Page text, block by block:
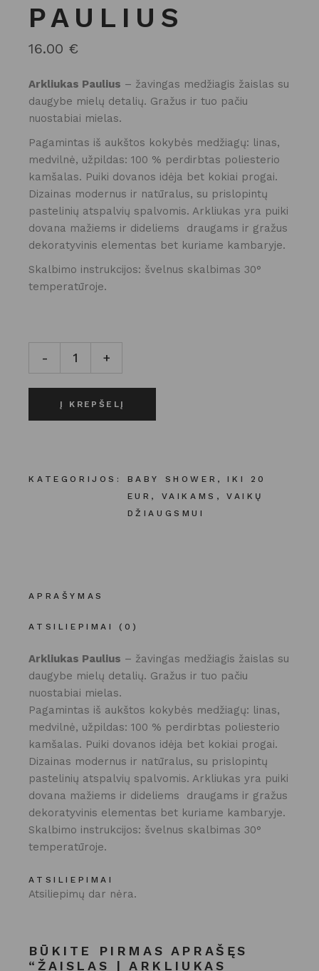
PAULIUS
16.00 €
Arkliukas Paulius – žavingas medžiagis žaislas su
daugybe mielų detalių. Gražus ir tuo pačiu
nuostabiai mielas.
Pagamintas iš aukštos kokybės medžiagų: linas,
medvilnė, užpildas: 100 % perdirbtas poliesterio
kamšalas. Puiki dovanos idėja bet kokiai progai.
Dizainas modernus ir natūralus, su prislopintų
pastelinių atspalvių spalvomis. Arkliukas yra puiki
dovana mažiems ir dideliems draugams ir gražus
dekoratyvinis elementas bet kuriame kambaryje.
Skalbimo instrukcijos: švelnus skalbimas 30°
temperatūroje.
ŽAISLAS | ARKLIUKAS PAULIUS kiekis
- +
Į KREPŠELĮ
KATEGORIJOS: BABY SHOWER ,IKI 20
EUR , VAIKAMS , VAIKŲ
DŽIAUGSMUI
APRAŠYMAS
ATSILIEPIMAI (0)
Arkliukas Paulius – žavingas medžiagis žaislas su
daugybe mielų detalių. Gražus ir tuo pačiu
nuostabiai mielas.
Pagamintas iš aukštos kokybės medžiagų: linas,
medvilnė, užpildas: 100 % perdirbtas poliesterio
kamšalas. Puiki dovanos idėja bet kokiai progai.
Dizainas modernus ir natūralus, su prislopintų
pastelinių atspalvių spalvomis. Arkliukas yra puiki
dovana mažiems ir dideliems draugams ir gražus
dekoratyvinis elementas bet kuriame kambaryje.
Skalbimo instrukcijos: švelnus skalbimas 30°
temperatūroje.
ATSILIEPIMAI
Atsiliepimų dar nėra.
BŪKITE PIRMAS APRAŠĘS
“ŽAISLAS | ARKLIUKAS